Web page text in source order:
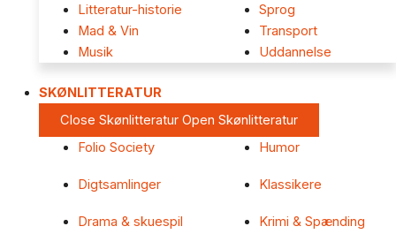
Litteratur-historie
Mad & Vin
Musik
Sprog
Transport
Uddannelse
SKØNLITTERATUR
Close Skønlitteratur Open Skønlitteratur
Folio Society
Digtsamlinger
Drama & skuespil
Humor
Klassikere
Krimi & Spænding